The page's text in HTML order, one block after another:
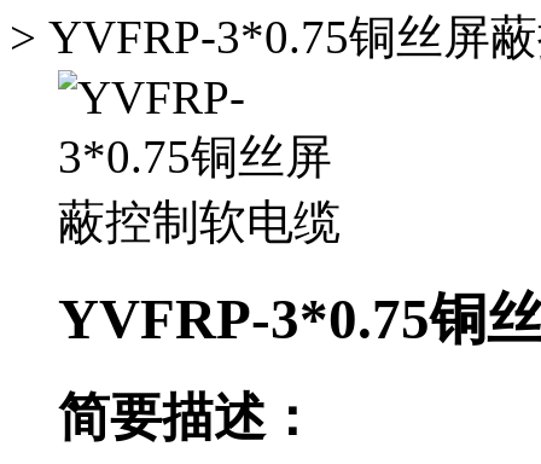
> YVFRP-3*0.75铜丝屏
YVFRP-3*0.75铜
简要描述：